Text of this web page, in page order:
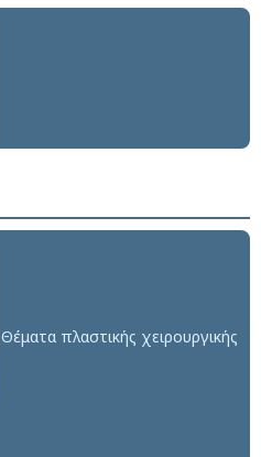
Θέματα πλαστικής χειρουργικής